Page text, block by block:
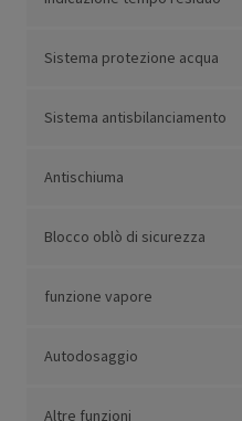
Sistema protezione acqua
Sistema antisbilanciamento
Antischiuma
Blocco oblò di sicurezza
funzione vapore
Autodosaggio
Altre funzioni